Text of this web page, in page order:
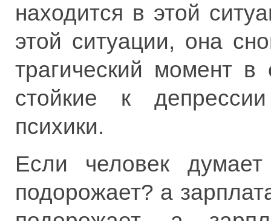
находится в этой
этой ситуации, она
трагический момент
стойкие к
психики.
Если человек
подорожает? а